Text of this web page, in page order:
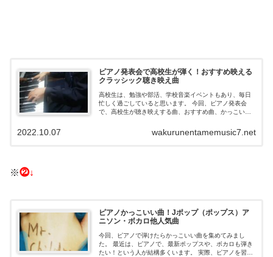
ピアノ発表会で高校生が弾く！おすすめ映える
クラッシック聴き映え曲
高校生は、勉強や部活、学校音楽イベントもあり、毎日
忙しく過ごしていると思います。 今回、ピアノ発表会
で、高校生が聴き映えする曲、おすすめ曲、かっこいい
しく聴こえてしまう曲も集...wakurunentamemusic7.net
2022.10.07
※⓶↓
ピアノかっこいい曲！Jポップ（ポップス）ア
ニソン・ボカロ他人気曲
今回、ピアノで弾けたらかっこいい曲を集めてみまし
た。 最近は、ピアノで、最新ポップスや、ボカロも弾き
たい！という人が結構多くいます。 実際、ピアノを習っ